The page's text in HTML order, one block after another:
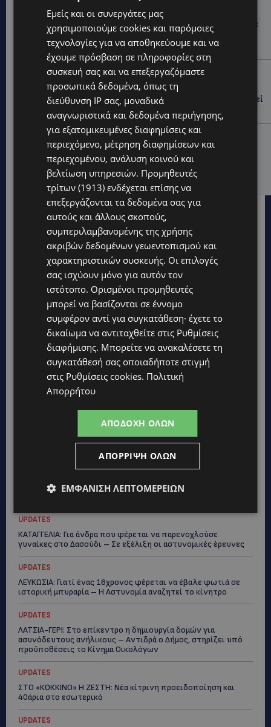
UPDATES
ΚΑΤΑΓΓΕΛΙΑ: Για άνδρα που φέρεται να παρενοχλούσε
γυναίκες στο Δασούδι – Σε εξέλιξη οι αστυνομικές
έρευνες
UPDATES
ΛΕΥΚΩΣΙΑ: Γιατί ένας 16χρονος φέρεται να έβαλε
φωτιά σε ιστορική μπυραρία – Η Αστυνομία αναζητεί
UPDATES
ΛΑΤΣΙΑ-ΓΕΡΙ: Στο επίκεντρο η δημιουργία δομών για
ασυνόδευτους ανήλικους – Αντιδρά ο Δήμος,
στηρίζει υπό προϋποθέσεις το Κίνημα Οικολόγων
Topics
ΓΕΝΕΘΛΙΟΣ ΗΜΕΡΑ: Η ηλικία είναι μόνο ένας αριθμός – Οι
ΕΛΕΝΑ ΑΝΤΩΝΙΑΔΟΥ: Αγώνας ζωής για τη 37χρονη μητέρα
τριών παιδιών – Έρανος για τη θεραπεία της στην Αγγλία
UPDATES
ΚΑΤΑΓΓΕΛΙΑ: Για άνδρα που φέρεται να παρενοχλούσε
γυναίκες στο Δασούδι – Σε εξέλιξη οι αστυνομικές έρευνες
UPDATES
ΛΕΥΚΩΣΙΑ: Γιατί ένας 16χρονος φέρεται να έβαλε φωτιά σε
ιστορική μπυραρία – Η Αστυνομία αναζητεί το κίνητρο
UPDATES
ΛΑΤΣΙΑ-ΓΕΡΙ: Στο επίκεντρο η δημιουργία δομών για
ασυνόδευτους ανήλικους – Αντιδρά ο Δήμος, στηρίζει υπό
προϋποθέσεις το Κίνημα Οικολόγων
UPDATES
ΣΤΟ «ΚΟΚΚΙΝΟ» Η ΖΕΣΤΗ: Νέα κίτρινη προειδοποίηση και
40άρια στο εσωτερικό
UPDATES
Εμείς και οι συνεργάτες μας
χρησιμοποιούμε cookies και παρόμοιες
τεχνολογίες για να αποθηκεύουμε και να
έχουμε πρόσβαση σε πληροφορίες στη
συσκευή σας και να επεξεργαζόμαστε
προσωπικά δεδομένα, όπως τη
διεύθυνση IP σας, μοναδικά
αναγνωριστικά και δεδομένα περιήγησης,
για εξατομικευμένες διαφημίσεις και
περιεχόμενο, μέτρηση διαφημίσεων και
περιεχομένου, ανάλυση κοινού και
βελτίωση υπηρεσιών. Προμηθευτές
τρίτων (1913) ενδέχεται επίσης να
επεξεργάζονται τα δεδομένα σας για
αυτούς και άλλους σκοπούς,
συμπεριλαμβανομένης της χρήσης
ακριβών δεδομένων γεωεντοπισμού και
χαρακτηριστικών συσκευής. Οι επιλογές
σας ισχύουν μόνο για αυτόν τον
ιστότοπο. Ορισμένοι προμηθευτές
μπορεί να βασίζονται σε έννομο
συμφέρον αντί για συγκατάθεση· έχετε το
δικαίωμα να αντιταχθείτε στις Ρυθμίσεις
διαφήμισης. Μπορείτε να ανακαλέσετε τη
συγκατάθεσή σας οποιαδήποτε στιγμή
στις Ρυθμίσεις cookies. Πολιτική
Απορρήτου
ΑΠΟΔΟΧΉ ΌΛΩΝ
ΑΠΌΡΡΙΨΗ ΌΛΩΝ
ΕΜΦΆΝΙΣΗ ΛΕΠΤΟΜΕΡΕΙΏΝ